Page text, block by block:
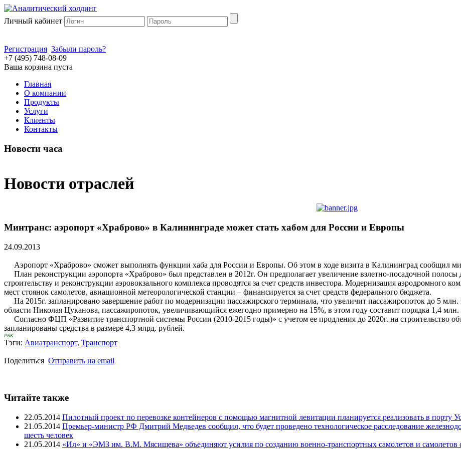
Личный кабинет
Регистрация Забыли пароль?
+7 (495) 748-08-09
Ваша корзина пуста
Главная
О компании
Продукты
Услуги
Клиенты
Контакты
Новости часа
Новости отраслей
Минтранс: аэропорт «Храброво» в Калининграде может стать хабом для России и Европы
24.09.2013
Аэропорт «Храброво» сможет выполнять функции хаба для России и Европы. Об этом в ходе визита в Калининград сообщил
План реконструкции аэропорта «Храброво» был представлен в 2012г. Он предполагает увеличение взлетно-посадочной
строительству и реконструкции аэровокзального комплекса проводятся за счет средств инвестора. Модернизация аэродромного
мест стоянок самолетов, авиационной метеорологической станции – финансируется за счет средств федерального бюджета.
На 2015г. запланировано завершение работ по модернизации пассажирского терминала, что увеличит пассажиропоток до 5
области Николая Цуканова, пассажиропоток, увеличивающийся ежегодно примерно на 15%, в этом году составит порядка 1,4 млн.
Согласно ФЦП «Развитие транспортной системы России (2010-2015 годы)» с учетом ее продления до 2020г. на строительство
запланированы средства в размере 4,3 млрд. рублей.
РБК
Тэги: Авиатранспорт, Транспорт
Поделиться Отправить на email
Читайте также
22.05.2014 Пилотный проект по перевозке контейнеров с помощью магнитной левитации планируется реализовать в порту
21.05.2014 Премьер-министр РФ Дмитрий Медведев сообщил, что будет проведено технологическое расследование
шесть человек
21.05.2014 «Ил» и «ЭМЗ им. В.М. Мясищева» объединяют усилия по созданию военно-транспортных самолетов и самолетов